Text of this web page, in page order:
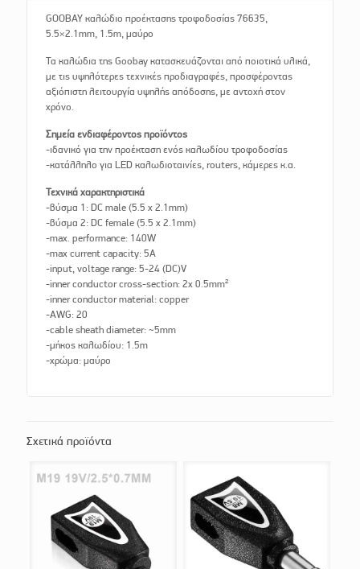
GOOBAY καλώδιο προέκτασης τροφοδοσίας 76635,
5.5×2.1mm, 1.5m, μαύρο
Τα καλώδια της Goobay κατασκευάζονται από ποιοτικά υλικά,
με τις υψηλότερες τεχνικές προδιαγραφές, προσφέροντας
αξιόπιστη λειτουργία υψηλής απόδοσης, με αντοχή στον
χρόνο.
Σημεία ενδιαφέροντος προϊόντος
-ιδανικό για την προέκταση ενός καλωδίου τροφοδοσίας
-κατάλληλο για LED καλωδιοταινίες, routers, κάμερες κ.α.
Τεχνικά χαρακτηριστικά
-βύσμα 1: DC male (5.5 x 2.1mm)
-βύσμα 2: DC female (5.5 x 2.1mm)
-max. performance: 140W
-max current capacity: 5A
-input, voltage range: 5-24 (DC)V
-inner conductor cross-section: 2x 0.5mm²
-inner conductor material: copper
-AWG: 20
-cable sheath diameter: ~5mm
-μήκος καλωδίου: 1.5m
-χρώμα: μαύρο
Σχετικά προϊόντα